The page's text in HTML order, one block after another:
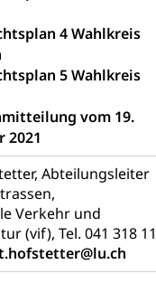
4 Wahlkreis
5 Wahlkreis
vom 19.
2021
Abteilungsleiter
Verkehr und
(vif), Tel. 041 318 11
Jahr
Einfuhr,
Kartell,
und